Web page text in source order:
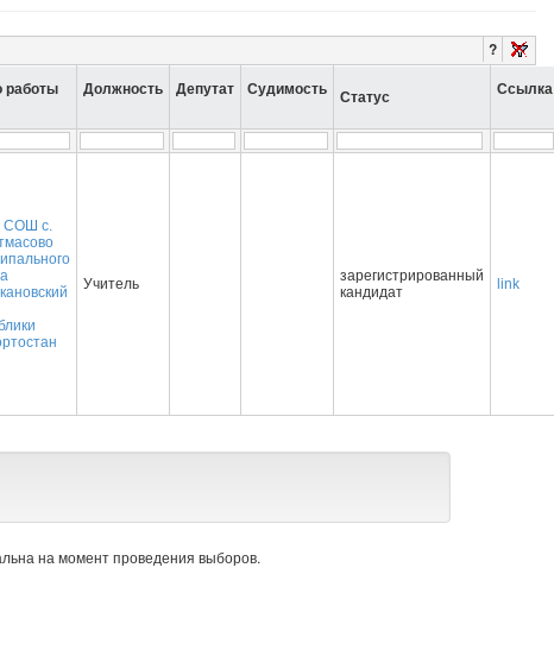
?
работы Должность Депутат Судимость Статус Ссылка
СОШ с.
Учитель
зарегистрированный
кандидат
link
на момент проведения выборов.